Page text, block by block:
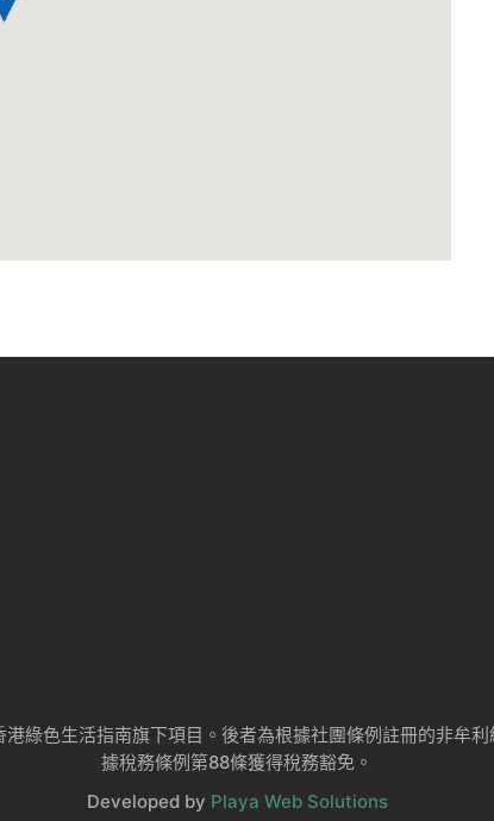
綠色生活指南旗下項目。後者為根據社團條例註冊的非牟
據稅務條例第88條獲得稅務豁免。
Developed by Playa Web Solutions